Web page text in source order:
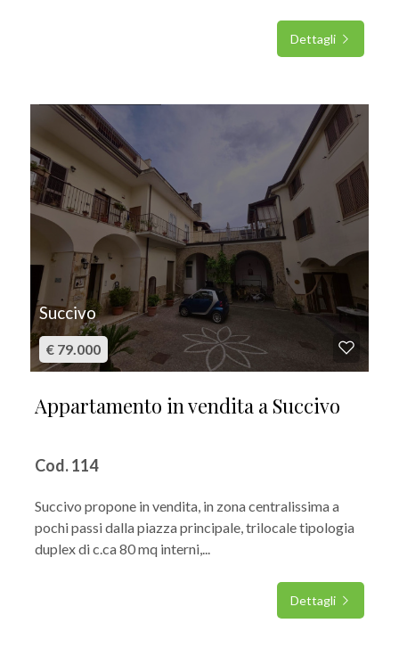
Dettagli
Succivo
€ 79.000
Appartamento in vendita a Succivo
Cod. 114
Succivo propone in vendita, in zona centralissima a
pochi passi dalla piazza principale, trilocale tipologia
duplex di c.ca 80 mq interni,...
Dettagli